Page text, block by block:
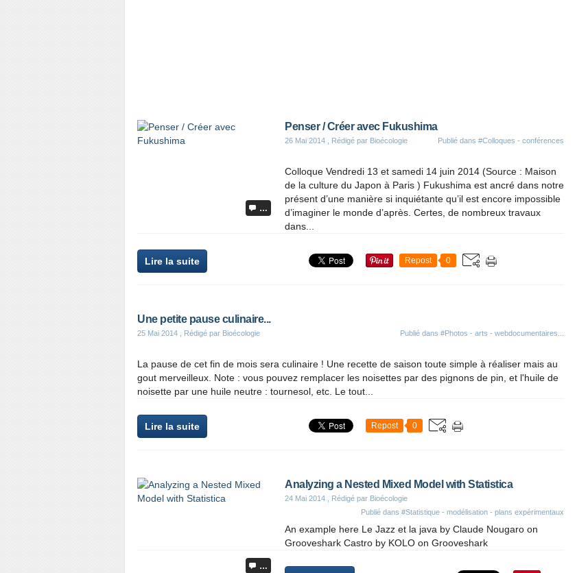
…
Penser / Créer avec Fukushima
26 Mai 2014 , Rédigé par Bioécologie Publié dans #Colloques - conférences
Colloque Vendredi 13 et samedi 14 juin 2014 (Source : Maison
de la culture du Japon à Paris ) Fukushima est ancré dans notre
présent d’une manière si inquiétante qu’il est encore impossible
d’imaginer le monde d’après. Certes, de nombreux travaux
dans...
Lire la suite Repost 0
Une petite pause culinaire...
25 Mai 2014 , Rédigé par Bioécologie Publié dans #Photos - arts - webdocumentaires...
La pause de cet fin de mois sera culinaire ! Une recette de saison toute simple à réaliser mais au
gout merveilleux. Note : vous pouvez remplacer les noisettes par des pignons de pin, et l'huile de
noisette par une huile neutre : tournesol, etc. Le tout...
Lire la suite Repost 0
…
Analyzing a Nested Mixed Model with Statistica
24 Mai 2014 , Rédigé par Bioécologie
Publié dans #Statistique - modélisation - plans expérimentaux
An example here Le Jazz et la java by Claude Nougaro on
Grooveshark Castro by KOLO on Grooveshark